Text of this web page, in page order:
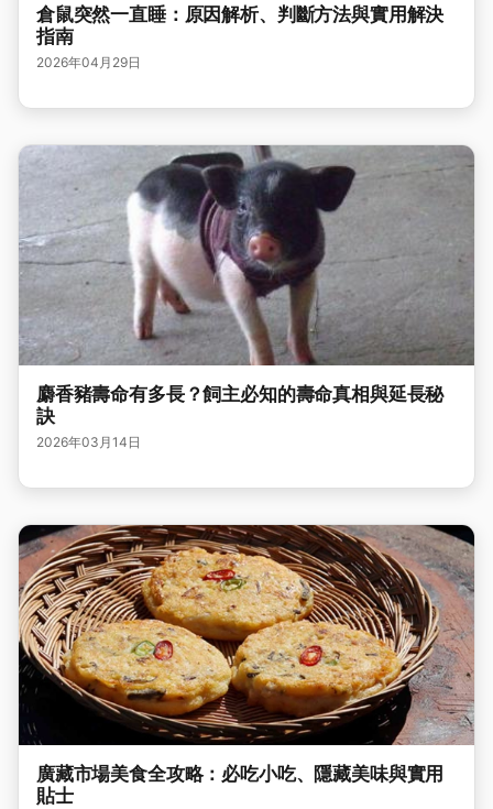
倉鼠突然一直睡：原因解析、判斷方法與實用解決
指南
2026年04月29日
麝香豬壽命有多長？飼主必知的壽命真相與延長秘
訣
2026年03月14日
廣藏市場美食全攻略：必吃小吃、隱藏美味與實用
貼士